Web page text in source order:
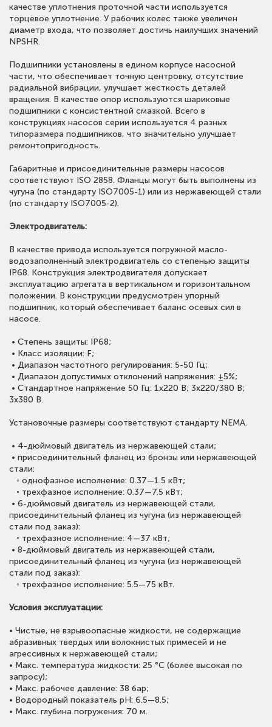
качестве уплотнения проточной части используется
торцевое уплотнение. У рабочих колес также увеличен
диаметр входа, что позволяет достичь наилучших значений
NPSHR.
Подшипники установлены в едином корпусе насосной
части, что обеспечивает точную центровку, отсутствие
радиальной вибрации, улучшает жесткость деталей
вращения. В качестве опор используются шариковые
подшипники с консистентной смазкой. Всего в
конструкциях насосов серии используется 4 разных
типоразмера подшипников, что значительно улучшает
ремонтопригодность.
Габаритные и присоединительные размеры насосов
соответствуют ISO 2858. Фланцы могут быть выполнены из
чугуна (по стандарту ISO7005-1) или из нержавеющей стали
(по стандарту ISO7005-2).
Электродвигатель:
В качестве привода используется погружной масло-
водозаполненный электродвигатель со степенью защиты
IP68. Конструкция электродвигателя допускает
эксплуатацию агрегата в вертикальном и горизонтальном
положении. В конструкции предусмотрен упорный
подшипник, который обеспечивает баланс осевых сил в
насосе.
• Степень защиты: IP68;
• Класс изоляции: F;
• Диапазон частотного регулирования: 5-50 Гц;
• Диапазон допустимых отклонений напряжения: ±5%;
• Стандартное напряжение 50 Гц: 1х220 В; 3x220/380 В;
3x380 В.
Установочные размеры соответствуют стандарту NEMA.
• 4-дюймовый двигатель из нержавеющей стали;
• присоединительный фланец из бронзы или нержавеющей
стали:
◦ однофазное исполнение: 0.37—1.5 кВт;
◦ трехфазное исполнение: 0.37—7.5 кВт;
• 6-дюймовый двигатель из нержавеющей стали,
присоединительный фланец из чугуна (из нержавеющей
стали под заказ):
◦ трехфазное исполнение: 4—37 кВт;
• 8-дюймовый двигатель из нержавеющей стали,
присоединительный фланец из чугуна (из нержавеющей
стали под заказ):
◦ трехфазное исполнение: 5.5—75 кВт.
Условия эксплуатации:
• Чистые, не взрывоопасные жидкости, не содержащие
абразивных твердых или волокнистых примесей и не
агрессивных к нержавеющей стали;
• Макс. температура жидкости: 25 °C (более высокая по
запросу);
• Макс. рабочее давление: 38 бар;
• Водородный показатель pH: 6.5—8.5;
• Макс. глубина погружения: 70 м.